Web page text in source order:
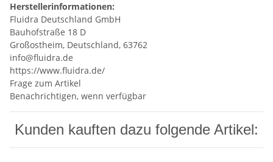
Herstellerinformationen:
Fluidra Deutschland GmbH
Bauhofstraße 18 D
Großostheim, Deutschland, 63762
info@fluidra.de
https://www.fluidra.de/
Frage zum Artikel
Benachrichtigen, wenn verfügbar
Kunden kauften dazu folgende Artikel: